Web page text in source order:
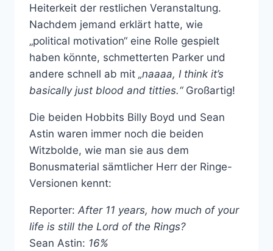
Heiterkeit der restlichen Veranstaltung.
Nachdem jemand erklärt hatte, wie
„political motivation“ eine Rolle gespielt
haben könnte, schmetterten Parker und
andere schnell ab mit „naaaa, I think it’s
basically just blood and titties.“Großartig!
Die beiden Hobbits Billy Boyd und Sean
Astin waren immer noch die beiden
Witzbolde, wie man sie aus dem
Bonusmaterial sämtlicher Herr der Ringe-
Versionen kennt:
Reporter: After 11 years, how much of your
life is still the Lord of the Rings?
Sean Astin: 16%